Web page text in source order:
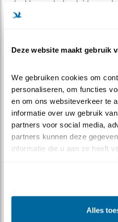
Deze website maakt gebruik
We gebruiken cookies om
personaliseren, om functies
en om ons websiteverkeer te
informatie over uw gebruik
partners voor social media,
partners kunnen deze
informatie die u aan ze heeft
Alles
sterkte van het geluid
gemiddeld twee seconde.
Tijdens de paring laat het
De angstkreet bestaat uit
noodkreten, meestal
geblaas.